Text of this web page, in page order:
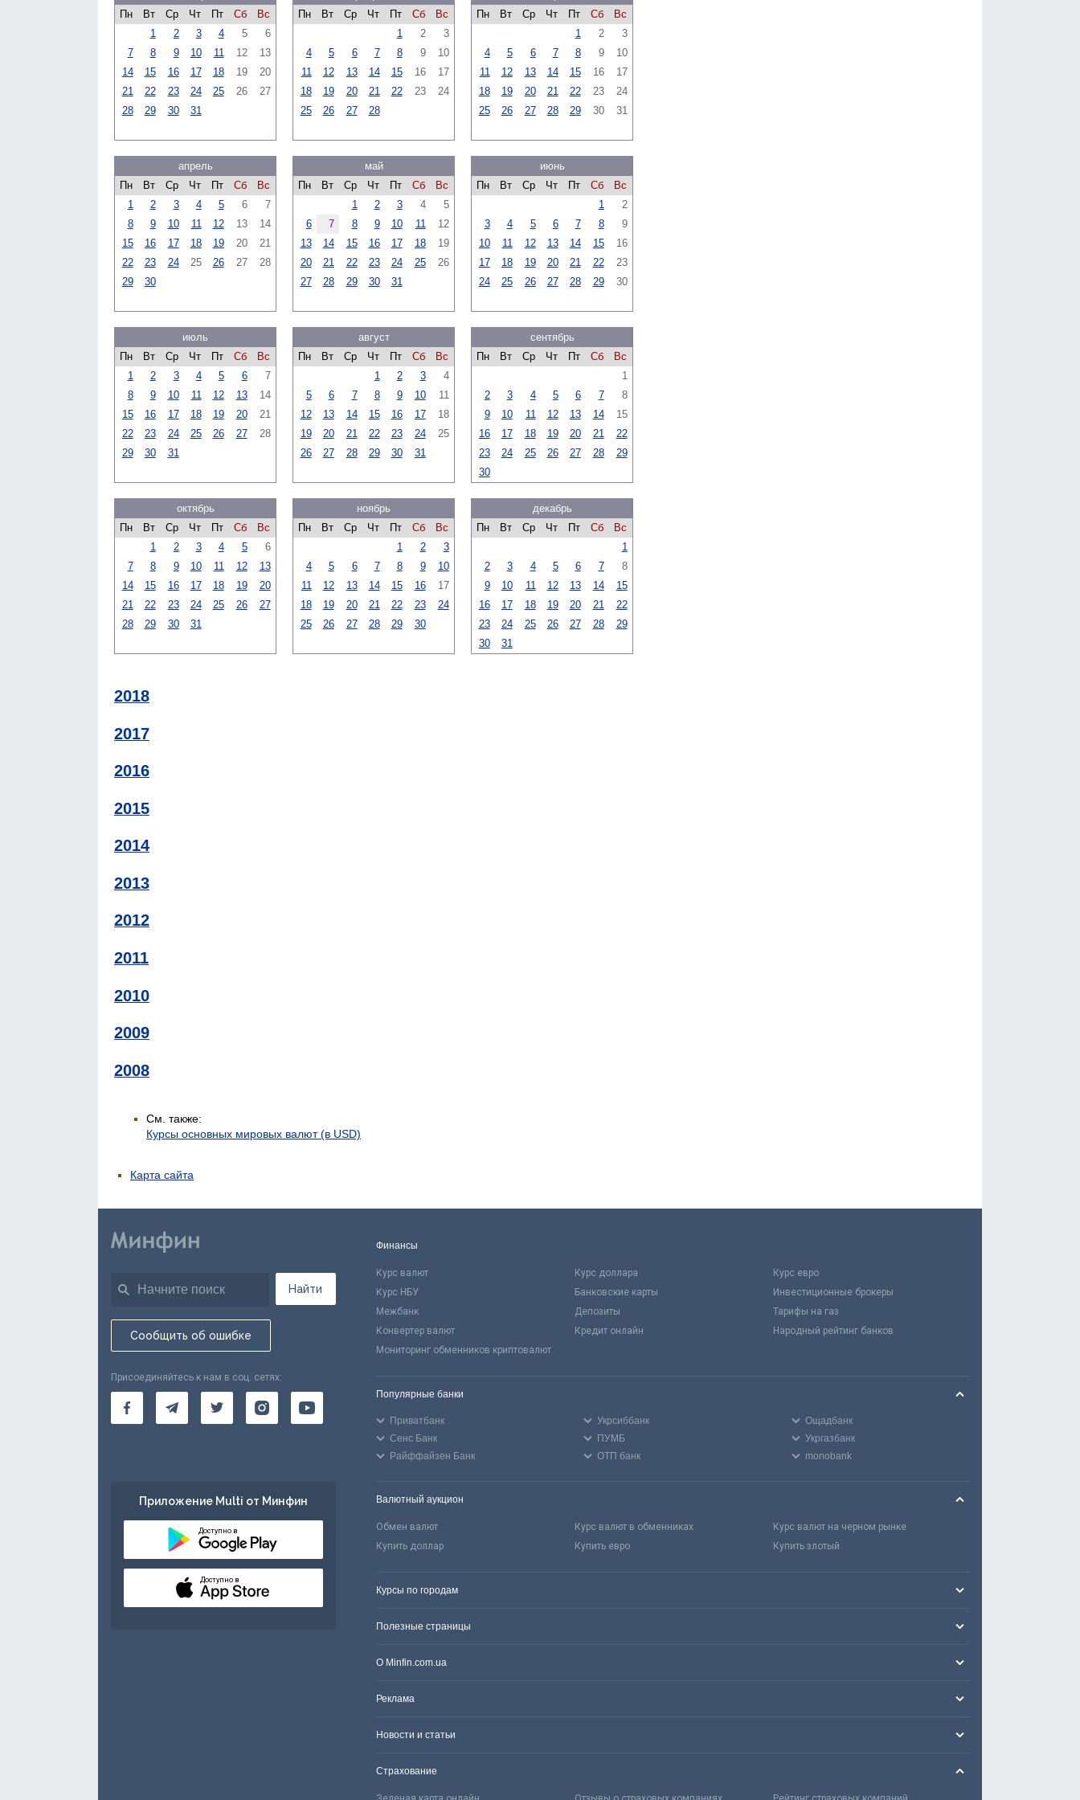
Пн
Вт Ср Чт Пт Сб
Вс
1
2 3 4 5
6
7
8 9 10 11 12
13
14
15 16 17 18 19
20
21
22 23 24 25 26
27
28
29 30 31
Пн
Вт Ср Чт Пт Сб
Вс
1
2
3
4
5 6 7 8 9
10
11
12 13 14 15 16
17
18
19 20 21 22 23
24
25
26 27 28
Пн
Вт Ср Чт Пт Сб
Вс
1
2
3
4
5 6 7 8 9
10
11
12 13 14 15 16
17
18
19 20 21 22 23
24
25
26 27 28 29 30 31
апрель
Пн
Вт Ср Чт Пт Сб
Вс
1
2 3 4 5 6
7
8
9 10 11 12 13
14
15
16 17 18 19 20
21
22
23 24 25 26 27
28
29
30
май
Пн
Вт Ср Чт Пт Сб
Вс
1
2 3 4
5
6
7 8 9 10 11
12
13
14 15 16 17 18
19
20
21 22 23 24 25
26
27
28 29 30 31
июнь
Пн
Вт Ср Чт Пт Сб
Вс
1
2
3
4 5 6 7 8
9
10
11 12 13 14 15
16
17
18 19 20 21 22
23
24
25 26 27 28 29 30
июль
Пн
Вт Ср Чт Пт Сб
Вс
1
2 3 4 5 6
7
8
9 10 11 12 13
14
15
16 17 18 19 20
21
22
23 24 25 26 27
28
29
30 31
август
Пн
Вт Ср Чт Пт Сб
Вс
1
2 3
4
5
6 7 8 9 10
11
12
13 14 15 16 17
18
19
20 21 22 23 24
25
26
27 28 29 30 31
сентябрь
Пн
Вт Ср Чт Пт Сб
Вс
1
2
3 4 5 6 7
8
9
10 11 12 13 14
15
16
17 18 19 20 21
22
23
24 25 26 27 28
29
30
октябрь
Пн
Вт Ср Чт Пт Сб
Вс
1
2 3 4 5
6
7
8 9 10 11 12
13
14
15 16 17 18 19
20
21
22 23 24 25 26
27
28
29 30 31
ноябрь
Пн
Вт Ср Чт Пт Сб
Вс
1
2
3
4
5 6 7 8 9
10
11
12 13 14 15 16
17
18
19 20 21 22 23
24
25
26 27 28 29 30
декабрь
Пн
Вт Ср Чт Пт Сб
Вс
1
2
3 4 5 6 7
8
9
10 11 12 13 14
15
16
17 18 19 20 21
22
23
24 25 26 27 28
29
30
31
2018
2017
2016
2015
2014
2013
2012
2011
2010
2009
2008
См. также:
Курсы основных мировых валют (в USD)
Карта сайта
Найти
Сообщить об ошибке
Присоединяйтесь к нам в соц. сетях:
Приложение Multi от Минфин
Доступно в
Доступно в
Финансы
Курс валют Курс доллара
Курс евро
Курс НБУ
Банковские карты
Инвестиционные брокеры
Межбанк
Депозиты
Тарифы на газ
Конвертер валют
Кредит онлайн
Народный рейтинг банков
Мониторинг обменников криптовалют
Популярные банки
Приватбанк Укрсиббанк
Ощадбанк
Сенс Банк
ПУМБ
Укргазбанк
Райффайзен Банк
ОТП банк monobank
Валютный аукцион
Обмен валют Курс валют в обменниках
Курс валют на черном рынке
Купить доллар
Купить евро Купить злотый
Курсы по городам
Полезные страницы
О Minfin.com.ua
Реклама
Новости и статьи
Страхование